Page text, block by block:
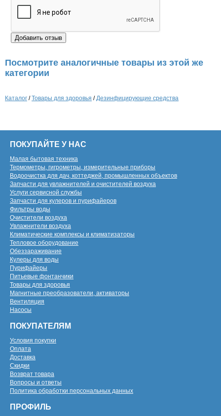
Посмотрите аналогичные товары из этой же
категории
Каталог /Товары для здоровья /Дезинфицирующие средства
ПОКУПАЙТЕ У НАС
Малая бытовая техника
Термометры, гигрометры, измерительные приборы
Водоочистка для дач, коттеджей, промышленных объектов
Запчасти для увлажнителей и очистителей воздуха
Услуги сервисной службы
Запчасти для кулеров и пурифайеров
Фильтры воды
Очистители воздуха
Увлажнители воздуха
Климатические комплексы и климатизаторы
Тепловое оборудование
Обеззараживание
Кулеры для воды
Пурифайеры
Питьевые фонтанчики
Товары для здоровья
Магнитные преобразователи, активаторы
Вентиляция
Насосы
ПОКУПАТЕЛЯМ
Условия покупки
Оплата
Доставка
Скидки
Возврат товара
Вопросы и ответы
Политика обработки персональных данных
ПРОФИЛЬ